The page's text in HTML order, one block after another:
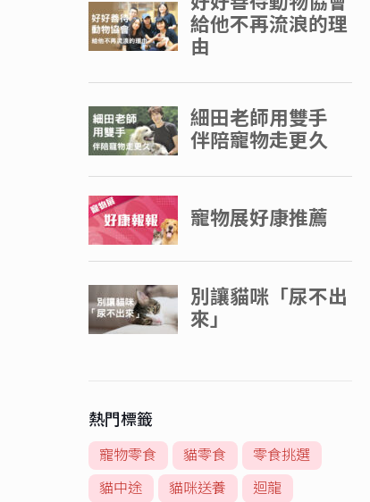
熱門標籤
寵物零食 貓零食
零食挑選
貓中途
貓咪送養
迴龍